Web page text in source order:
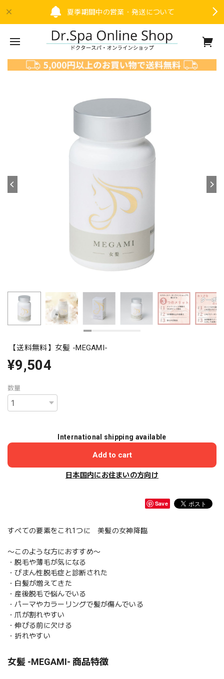
夏季期間中の営業・発送について
【送料無料】女髪 -MEGAMI-
¥9,504
数量
International shipping available
Add to cart
日本国内にお住まいの方向け
Save
すべての要素をこれ1つに 美髪の女神降臨
〜このような方におすすめ〜
・脱毛や薄毛が気になる
・びまん性脱毛症と診断された
・白髪が増えてきた
・産後脱毛で悩んでいる
・パーマやカラーリングで髪が傷んでいる
・爪が割れやすい
・伸びる前に欠ける
・折れやすい
女髪 -MEGAMI- 商品特徴